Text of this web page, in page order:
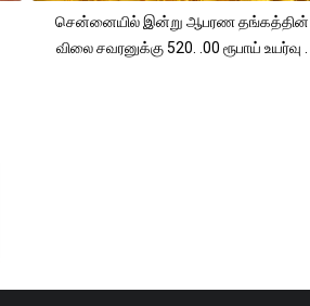
சென்னையில் இன்று ஆபரண தங்கத்தின்
விலை சவரனுக்கு 520. .00 ரூபாய் உயர்வு .